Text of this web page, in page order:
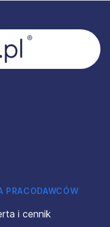
PRACODAWCÓW
i cennik